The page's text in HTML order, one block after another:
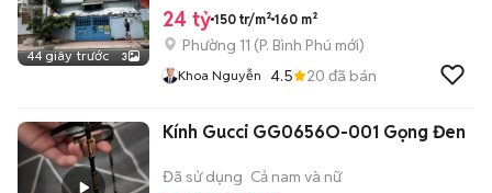
44 giây trước 3
24 tỷ 150 tr/m² 160 m²
Phường 11 (P. Bình Phú mới)
Khoa Nguyễn 4.5 20 đã bán
Kính Gucci GG0656O-001 Gọng Đen
Đã sử dụng Cả nam và nữ